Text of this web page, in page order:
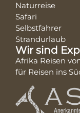
Naturreise
Safari
Selbstfahrer
Strandurlaub
Wir sind
Afrika Reisen
für Reisen ins